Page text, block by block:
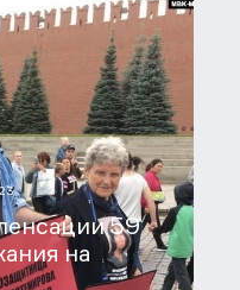
59
на